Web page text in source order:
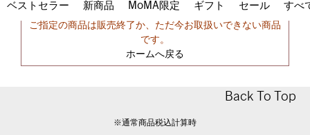
ベストセラー 新商品 MoMA限定 ギフト セール すべ
申し訳ございません。
ご指定の商品は販売終了か、ただ今お取扱いできない商品
です。
ホームへ戻る
Back To Top
※通常商品税込計算時